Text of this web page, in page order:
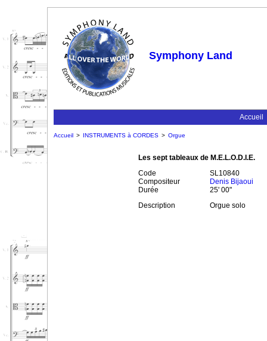
Symphony Land
Accueil
Accueil > INSTRUMENTS à CORDES > Orgue
Les sept tableaux de M.E.L.O.D.I.E.
Code
SL10840
Compositeur
Denis Bijaoui
Durée
25' 00"
Description
Orgue solo